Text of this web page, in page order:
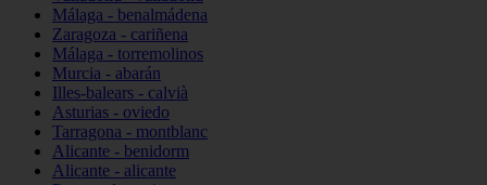
Málaga - benalmádena
Zaragoza - cariñena
Málaga - torremolinos
Murcia - abarán
Illes-balears - calvià
Asturias - oviedo
Tarragona - montblanc
Alicante - benidorm
Alicante - alicante